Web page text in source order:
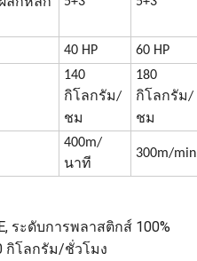
40 HP 60 HP
140
กิโลกรัม/
ชม
180
กิโลกรัม/
ชม
400m/
นาที
300m/min
ระดับการพลาสติกส์ 100%
กิโลกรัม/ชั่วโมง